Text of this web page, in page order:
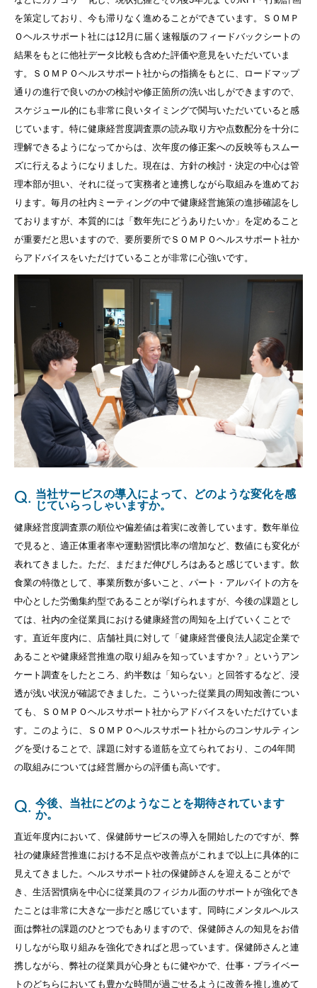
を策定しており、今も滞りなく進めることができています。ＳＯＭＰ
Ｏヘルスサポート社には12 月に届く速報版のフィードバックシートの
結果をもとに他社データ比較も含めた評価や意見をいただいていま
す。ＳＯＭＰＯヘルスサポート社からの指摘をもとに、ロードマップ
通りの進行で良いのかの検討や修正箇所の洗い出しができますので、
スケジュール的にも非常に良いタイミングで関与いただいていると感
じています。特に健康経営度調査票の読み取り方や点数配分を十分に
理解できるようになってからは、次年度の修正案への反映等もスムー
ズに行えるようになりました。現在は、方針の検討・決定の中心は管
理本部が担い、それに従って実務者と連携しながら取組みを進めてお
ります。毎月の社内ミーティングの中で健康経営施策の進捗確認をし
ておりますが、本質的には「数年先にどうありたいか」を定めること
が重要だと思いますので、要所要所でＳＯＭＰＯヘルスサポート社か
らアドバイスをいただけていることが非常に心強いです。
Q. 当社サービスの導入によって、どのような変化を感
じていらっしゃいますか。
健康経営度調査票の順位や偏差値は着実に改善しています。数年単位
で見ると、適正体重者率や運動習慣比率の増加など、数値にも変化が
表れてきました。ただ、まだまだ伸びしろはあると感じています。飲
食業の特徴として、事業所数が多いこと、パート・アルバイトの方を
中心とした労働集約型であることが挙げられますが、今後の課題とし
ては、社内の全従業員における健康経営の周知を上げていくことで
す。直近年度内に、店舗社員に対して「健康経営優良法人認定企業で
あることや健康経営推進の取り組みを知っていますか？」というアン
ケート調査をしたところ、約半数は「知らない」と回答するなど、浸
透が浅い状況が確認できました。こういった従業員の周知改善につい
ても、ＳＯＭＰＯヘルスサポート社からアドバイスをいただけていま
す。このように、ＳＯＭＰＯヘルスサポート社からのコンサルティン
グを受けることで、課題に対する道筋を立てられており、この4年間
の取組みについては経営層からの評価も高いです。
Q. 今後、当社にどのようなことを期待されています
か。
直近年度内において、保健師サービスの導入を開始したのですが、弊
社の健康経営推進における不足点や改善点がこれまで以上に具体的に
見えてきました。ヘルスサポート社の保健師さんを迎えることがで
き、生活習慣病を中心に従業員のフィジカル面のサポートが強化でき
たことは非常に大きな一歩だと感じています。同時にメンタルヘルス
面は弊社の課題のひとつでもありますので、保健師さんの知見をお借
りしながら取り組みを強化できればと思っています。保健師さんと連
携しながら、弊社の従業員が心身ともに健やかで、仕事・プライベー
トのどちらにおいても豊かな時間が過ごせるように改善を推し進めて